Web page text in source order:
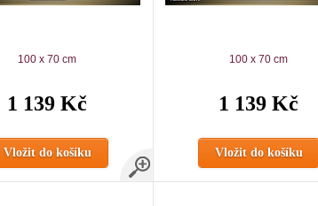
100 x 70 cm
1 139 Kč
Vložit do košíku
100 x 70 cm
1 139 Kč
Vložit do košíku